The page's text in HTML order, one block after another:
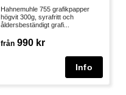
Hahnemuhle 755 grafikpapper
högvit 300g, syrafritt och
åldersbeständigt grafi...
från 990 kr